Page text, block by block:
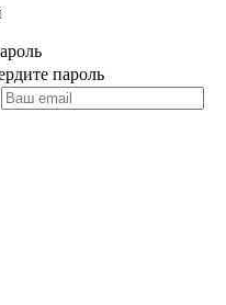
пароль